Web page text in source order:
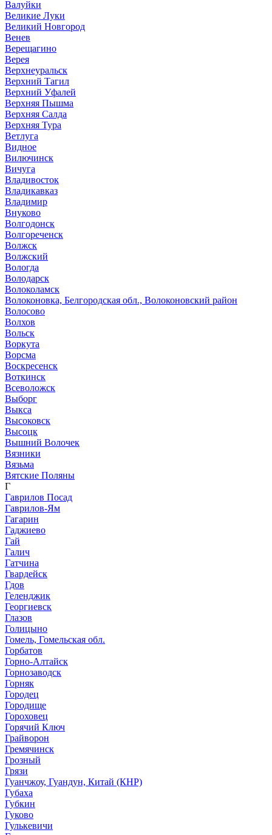
Валуйки
Великие Луки
Великий Новгород
Венев
Верещагино
Верея
Верхнеуральск
Верхний Тагил
Верхний Уфалей
Верхняя Пышма
Верхняя Салда
Верхняя Тура
Ветлуга
Видное
Вилючинск
Вичуга
Владивосток
Владикавказ
Владимир
Внуково
Волгодонск
Волгореченск
Волжск
Волжский
Вологда
Володарск
Волоколамск
Волоконовка, Белгородская обл., Волоконовский район
Волосово
Волхов
Вольск
Воркута
Ворсма
Воскресенск
Воткинск
Всеволожск
Выборг
Выкса
Высоковск
Высоцк
Вышний Волочек
Вязники
Вязьма
Вятские Поляны
Г
Гаврилов Посад
Гаврилов-Ям
Гагарин
Гаджиево
Гай
Галич
Гатчина
Гвардейск
Гдов
Геленджик
Георгиевск
Глазов
Голицыно
Гомель, Гомельская обл.
Горбатов
Горно-Алтайск
Горнозаводск
Горняк
Городец
Городище
Гороховец
Горячий Ключ
Грайворон
Гремячинск
Грозный
Грязи
Гуанчжоу, Гуандун, Китай (КНР)
Губаха
Губкин
Гуково
Гулькевичи